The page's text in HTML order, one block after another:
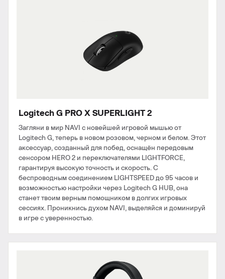
Logitech G PRO X SUPERLIGHT 2
Загляни в мир NAVI с новейшей игровой мышью от
Logitech G, теперь в новом розовом, черном и белом. Этот
аксессуар, созданный для побед, оснащён передовым
сенсором HERO 2 и переключателями LIGHTFORCE,
гарантируя высокую точность и скорость. С
беспроводным соединением LIGHTSPEED до 95 часов и
возможностью настройки через Logitech G HUB, она
станет твоим верным помощником в долгих игровых
сессиях. Проникнись духом NAVI, выделяйся и доминируй
в игре с уверенностью.